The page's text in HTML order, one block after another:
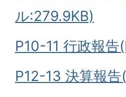
ル:279.9KB)
P10-11 行政報
P12-13 決算報